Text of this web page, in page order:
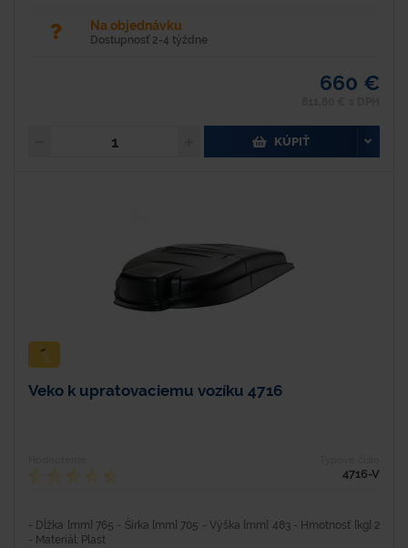
Na objednávku
Dostupnosť 2-4 týždne
660 €
KÚPIŤ
Veko k upratovaciemu vozíku 4716
4716-V
- Dĺžka [mm] 765 - Šírka [mm] 705 - Výška [mm] 483 - Hmotnosť [kg] 2
- Materiál: Plast